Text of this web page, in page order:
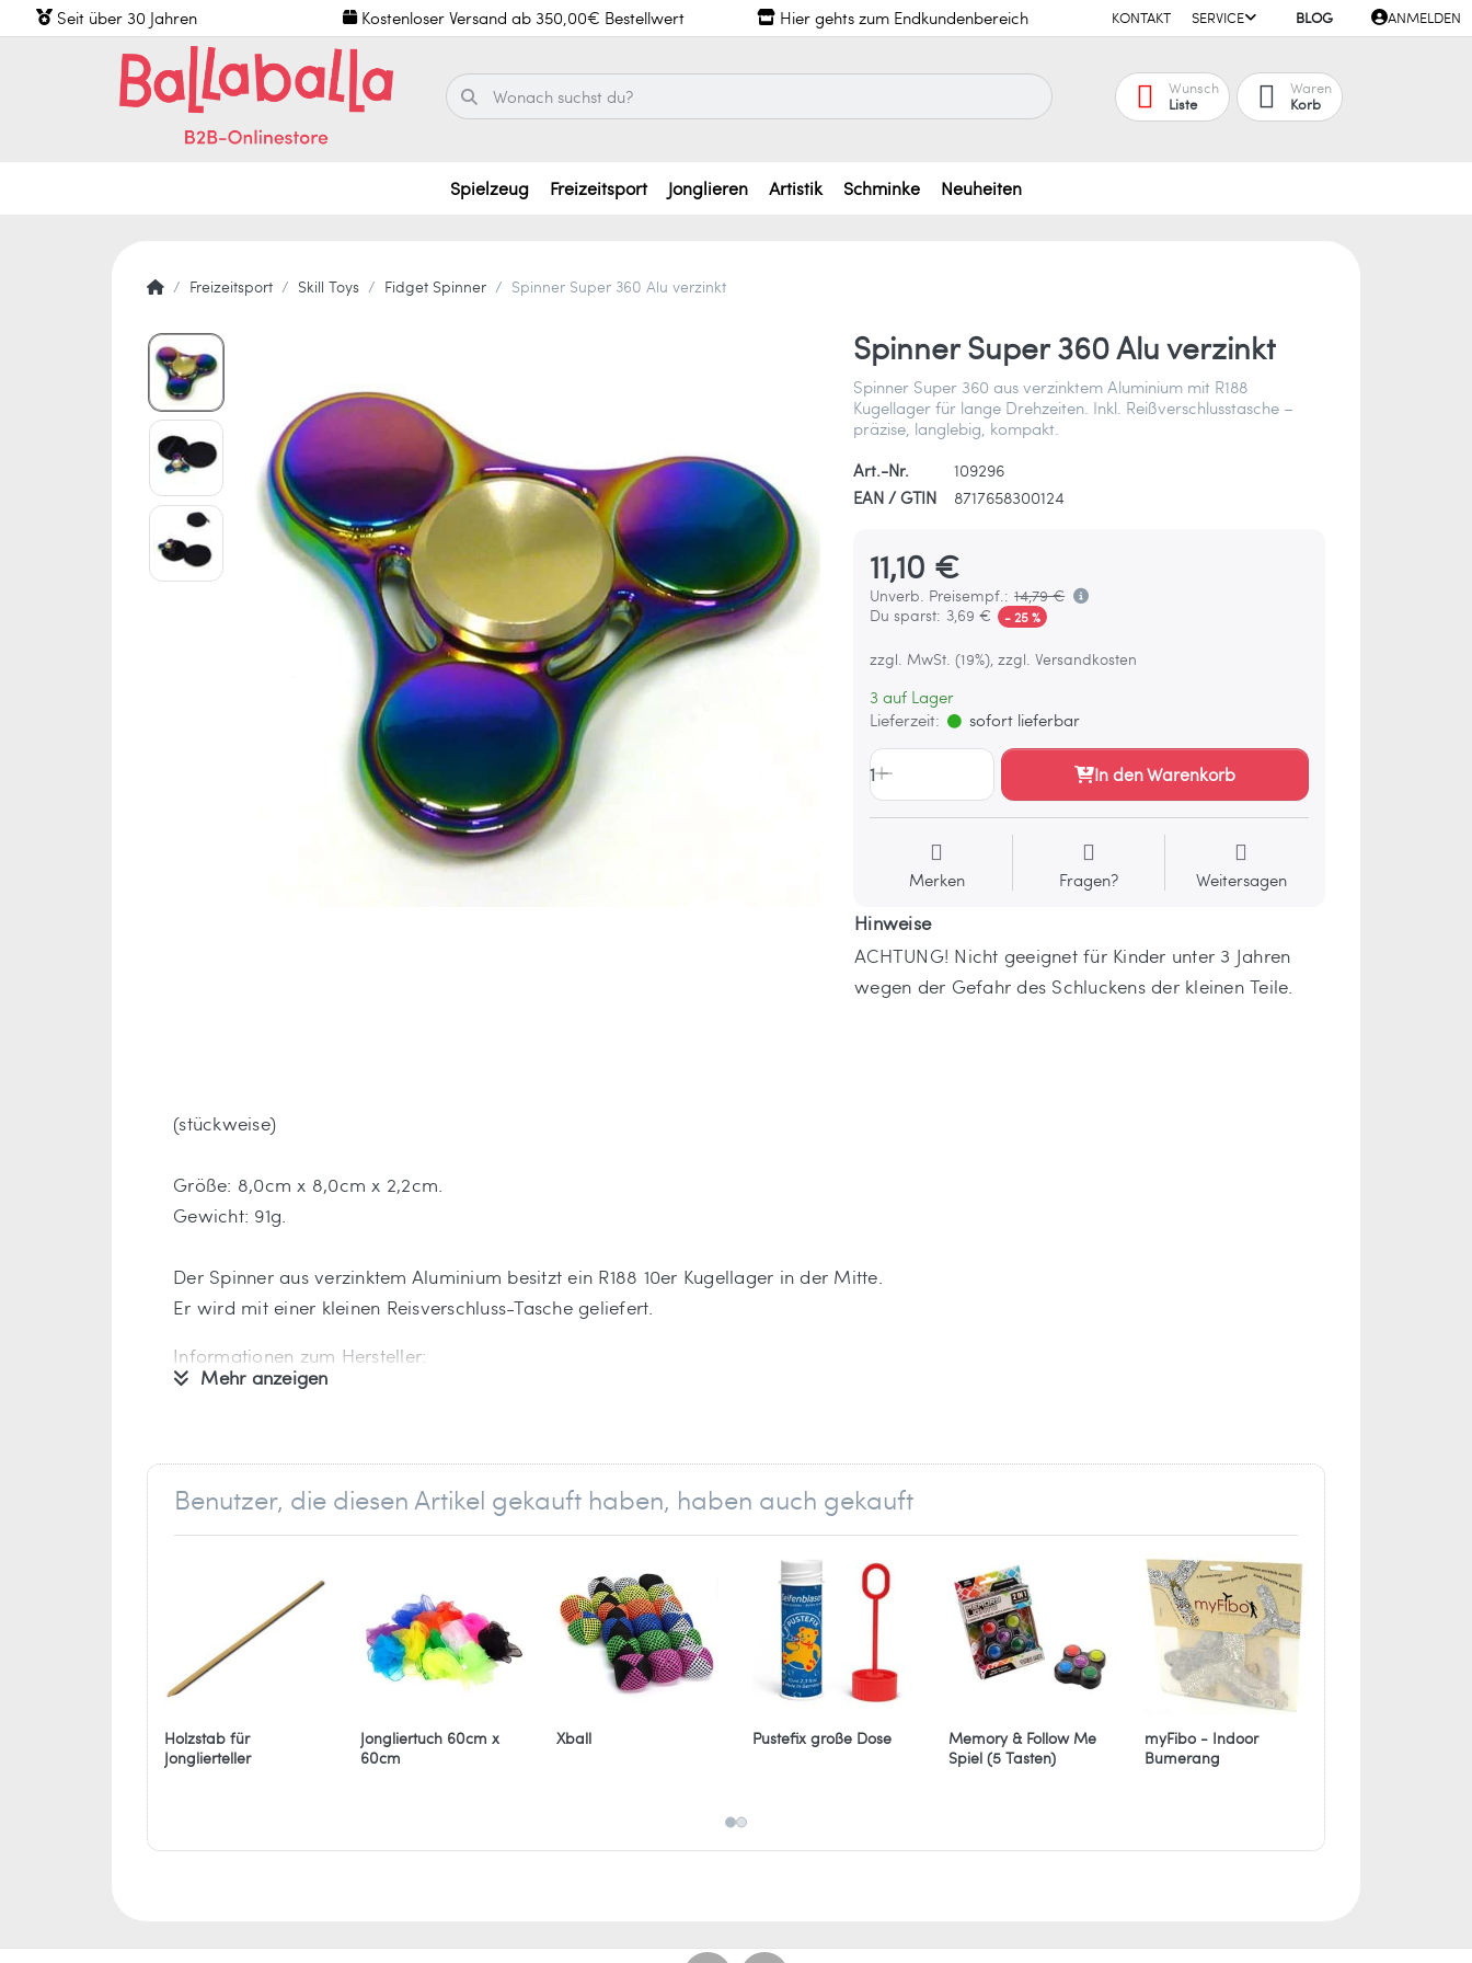
Seit über 30 Jahren Kostenloser Versand ab 350,00€ Bestellwert Hier gehts zum Endkundenbereich KONTAKT SERVICE BLOG ANMELDEN
Wunsch
Liste
Waren
Korb
Spielzeug Freizeitsport Jonglieren Artistik Schminke Neuheiten
Freizeitsport Skill Toys Fidget Spinner Spinner Super 360 Alu verzinkt
Spinner Super 360 Alu verzinkt
Spinner Super 360 aus verzinktem Aluminium mit R188
Kugellager für lange Drehzeiten. Inkl. Reißverschlusstasche –
präzise, langlebig, kompakt.
Art.-Nr.
109296
EAN / GTIN
8717658300124
11,10 €
Unverb. Preisempf.: 14,79 €
Du sparst: 3,69 € - 25 %
zzgl. MwSt. (19%), zzgl. Versandkosten
3 auf Lager
Lieferzeit:
sofort lieferbar
1 In den Warenkorb
Merken Fragen? Weitersagen
Hinweise
ACHTUNG! Nicht geeignet für Kinder unter 3 Jahren
wegen der Gefahr des Schluckens der kleinen Teile.
(stückweise)
Größe: 8,0cm x 8,0cm x 2,2cm.
Gewicht: 91g.
Der Spinner aus verzinktem Aluminium besitzt ein R188 10er Kugellager in der Mitte.
Er wird mit einer kleinen Reisverschluss-Tasche geliefert.
Informationen zum Hersteller:
Verantwortlich für dieses Produkt ist der in der EU ansässige Wirtschaftsakteur
Postbus 451
2740 AL Waddinxveen
info[at]johntoy.nl
Mehr anzeigen
Benutzer, die diesen Artikel gekauft haben, haben auch gekauft
Holzstab für
Jonglierteller
Jongliertuch 60cm x
60cm
Xball Pustefix große Dose
Memory & Follow Me
Spiel (5 Tasten)
myFibo - Indoor
Bumerang